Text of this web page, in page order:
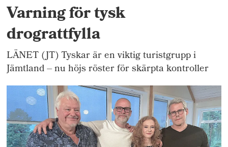
Varning för tysk
drograttfylla
LÄNET (JT) Tyskar är en viktig turistgrupp i
Jämtland – nu höjs röster för skärpta kontroller